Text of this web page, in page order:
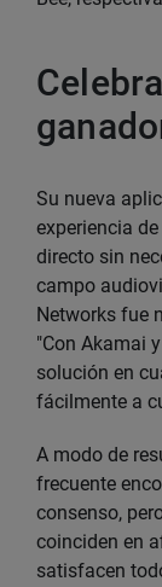
Su nueva
experiencia
directo sin
campo
Networks fue
"Con Akamai
solución en
fácilmente a
A modo de
frecuente
consenso,
coinciden en
satisfacen